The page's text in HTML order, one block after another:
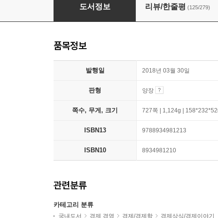
생각에 관한 생각
도서정보 리뷰/한줄평 (125/279)
품목정보
발행일 2018년 03월 30일
판형 양장
쪽수, 무게, 크기 727쪽 | 1,124g |
ISBN13 9788934981213
ISBN10 8934981210
관련분류
카테고리 분류
국내도서 경제 경영 경제/경제학 경제상식/경제이야기